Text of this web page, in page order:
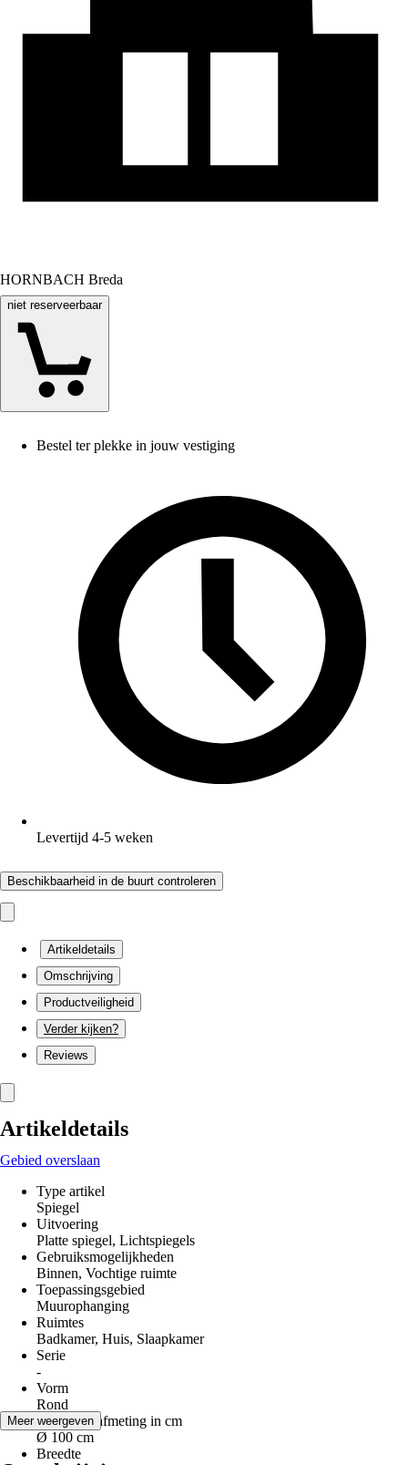
HORNBACH Breda
niet reserveerbaar
Bestel ter plekke in jouw vestiging
Levertijd 4-5 weken
Beschikbaarheid in de buurt controleren
Artikeldetails
Omschrijving
Productveiligheid
Verder kijken?
Reviews
Artikeldetails
Gebied overslaan
Type artikel
Spiegel
Uitvoering
Platte spiegel, Lichtspiegels
Gebruiksmogelijkheden
Binnen, Vochtige ruimte
Toepassingsgebied
Muurophanging
Ruimtes
Badkamer, Huis, Slaapkamer
Serie
-
Vorm
Rond
Nominale afmeting in cm
Ø 100 cm
Breedte
Meer weergeven